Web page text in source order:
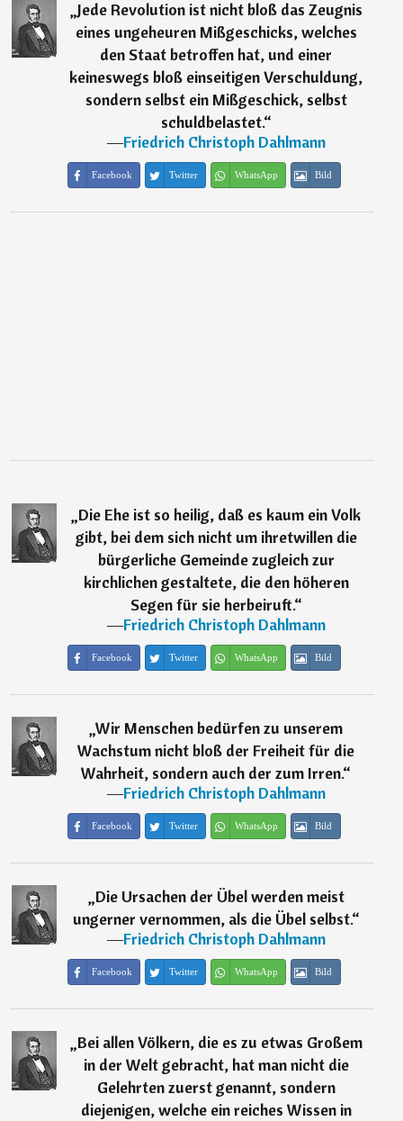
„Jede Revolution ist nicht bloß das Zeugnis
eines ungeheuren Mißgeschicks, welches
den Staat betroffen hat, und einer
keineswegs bloß einseitigen Verschuldung,
sondern selbst ein Mißgeschick, selbst
schuldbelastet.“
―Friedrich Christoph Dahlmann
Facebook Twitter WhatsApp Bild
„Die Ehe ist so heilig, daß es kaum ein Volk
gibt, bei dem sich nicht um ihretwillen die
bürgerliche Gemeinde zugleich zur
kirchlichen gestaltete, die den höheren
Segen für sie herbeiruft.“
―Friedrich Christoph Dahlmann
Facebook Twitter WhatsApp Bild
„Wir Menschen bedürfen zu unserem
Wachstum nicht bloß der Freiheit für die
Wahrheit, sondern auch der zum Irren.“
―Friedrich Christoph Dahlmann
Facebook Twitter WhatsApp Bild
„Die Ursachen der Übel werden meist
ungerner vernommen, als die Übel selbst.“
―Friedrich Christoph Dahlmann
Facebook Twitter WhatsApp Bild
„Bei allen Völkern, die es zu etwas Großem
in der Welt gebracht, hat man nicht die
Gelehrten zuerst genannt, sondern
diejenigen, welche ein reiches Wissen in